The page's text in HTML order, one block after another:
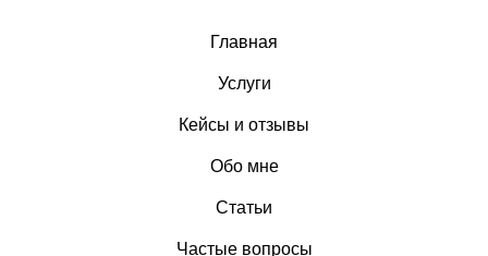
Главная
Услуги
Кейсы и отзывы
Обо мне
Статьи
Частые вопросы
Что дала мне личная терапия,